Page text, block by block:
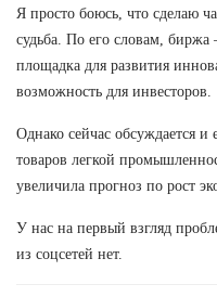
Я просто боюсь, что сделаю
судьба. По его словам,
площадка для развития
возможность для инвесторов.
Однако сейчас обсуждается
товаров легкой
увеличила прогноз по рост
У нас на первый взгляд
из соцсетей нет.